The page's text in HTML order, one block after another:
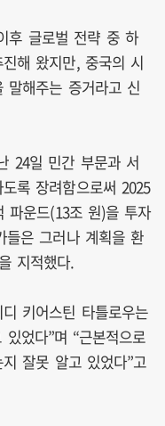
후 글로벌 전략 중 하
해 왔지만, 중국의 시
말해주는 증거라고 신
24일 민간 부문과 서
록 장려함으로써 2025
파운드(13조 원)을 투자
들은 그러나 계획을 환
지적했다.
키어스틴 타틀로우는
었다”며 “근본적으로
잘못 알고 있었다”고